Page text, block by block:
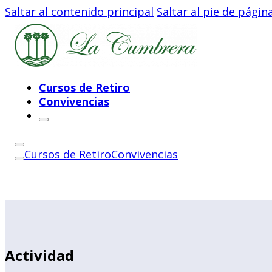
Saltar al contenido principal Saltar al pie de
Cursos de Retiro
Convivencias
Cursos de RetiroConvivencias
Actividad